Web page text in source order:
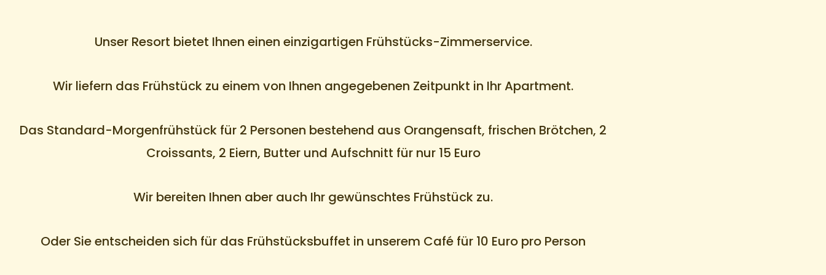
Unser Resort bietet Ihnen einen einzigartigen Frühstücks-Zimmerservice.
Wir liefern das Frühstück zu einem von Ihnen angegebenen Zeitpunkt in Ihr Apartment.
Das Standard-Morgenfrühstück für 2 Personen bestehend aus Orangensaft, frischen Brötchen, 2
Croissants, 2 Eiern, Butter und Aufschnitt für nur 15 Euro
Wir bereiten Ihnen aber auch Ihr gewünschtes Frühstück zu.
Oder Sie entscheiden sich für das Frühstücksbuffet in unserem Café für 10 Euro pro Person